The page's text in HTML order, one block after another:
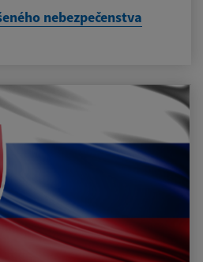
nebezpečenstva